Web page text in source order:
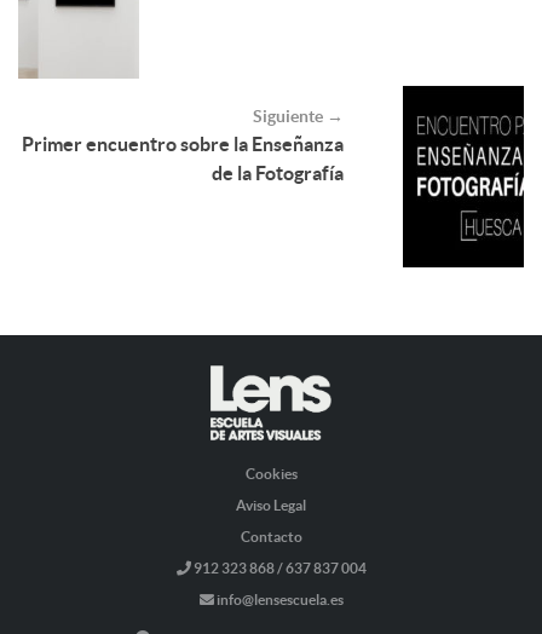
Siguiente →
Primer encuentro sobre la Enseñanza
de la Fotografía
Cookies
Aviso Legal
Contacto
912 323 868 / 637 837 004
info@lensescuela.es